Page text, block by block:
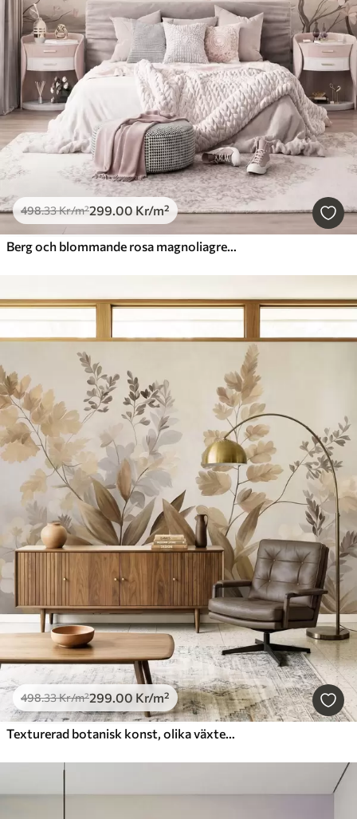
498.33Kr/m²299.00 Kr/m²
Berg och blommande rosa magnoliagrenar, ett landskap med varierad struktur
498.33Kr/m²299.00 Kr/m²
Texturerad botanisk konst, olika växter och blad i bruna och beige nyanser